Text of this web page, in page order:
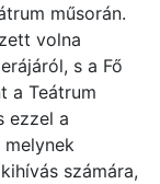
műsorán.
volna
s a Fő
a Teátrum
ezzel a
számára,